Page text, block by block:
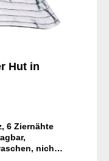
Hut in
6 Ziernähte
nicht